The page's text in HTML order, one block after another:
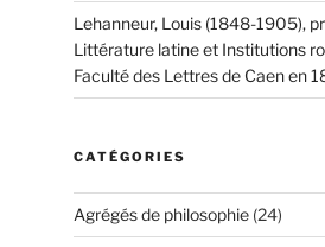
Lehanneur, Louis (1848-1905),
Littérature latine et Institutions
Faculté des Lettres de Caen en
CATÉGORIES
Agrégés de philosophie(24)